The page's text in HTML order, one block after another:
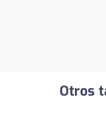
Otros